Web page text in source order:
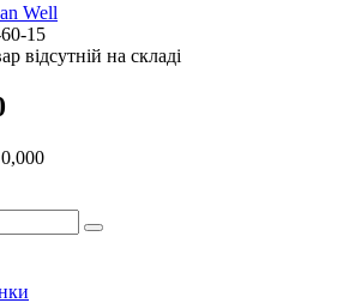
Well
15
відсутній на складі